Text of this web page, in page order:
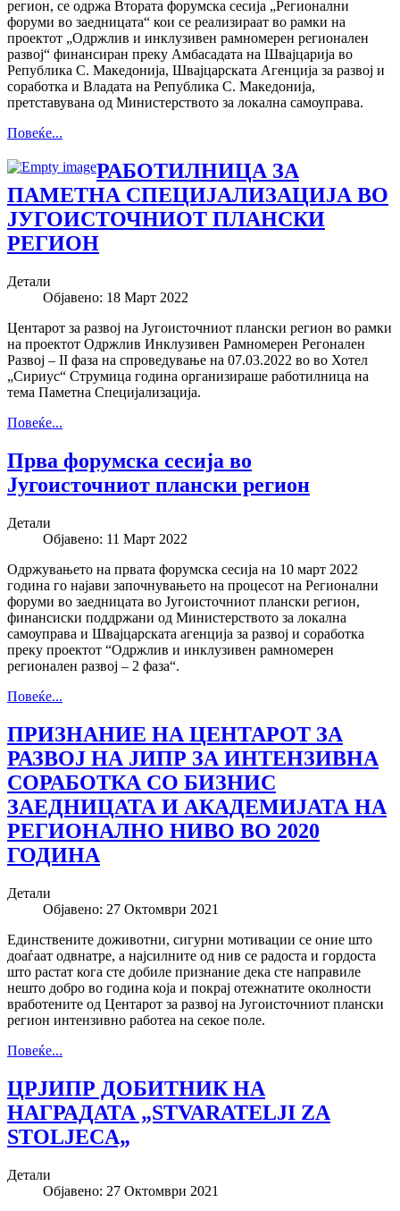
регион, се одржа Втората форумска сесија „Регионални
форуми во заедницата“ кои се реализираат во рамки на
проектот „Одржлив и инклузивен рамномерен регионален
развој“ финансиран преку Амбасадата на Швајцарија во
Република С. Македонија, Швајцарската Агенција за развој и
соработка и Владата на Република С. Македонија,
претставувана од Министерството за локална самоуправа.
Повеќе...
РАБОТИЛНИЦА ЗА
ПАМЕТНА СПЕЦИЈАЛИЗАЦИЈА ВО
ЈУГОИСТОЧНИОТ ПЛАНСКИ
РЕГИОН
Детали
Објавено: 18 Март 2022
Центарот за развој на Југоисточниот плански регион во рамки
на проектот Одржлив Инклузивен Рамномерен Регонален
Развој – II фаза на спроведување на 07.03.2022 во во Хотел
„Сириус“ Струмица година организираше работилница на
тема Паметна Специјализација.
Повеќе...
Прва форумска сесија во
Југоисточниот плански регион
Детали
Објавено: 11 Март 2022
Одржувањето на првата форумска сесија на 10 март 2022
година го најави започнувањето на процесот на Регионални
форуми во заедницата во Југоисточниот плански регион,
финансиски поддржани од Министерството за локална
самоуправа и Швајцарската агенција за развој и соработка
преку проектот “Одржлив и инклузивен рамнoмерен
региoнален развoј – 2 фаза“.
Повеќе...
ПРИЗНАНИЕ НА ЦЕНТАРОТ ЗА
РАЗВОЈ НА ЈИПР ЗА ИНТЕНЗИВНА
СОРАБОТКА СО БИЗНИС
ЗАЕДНИЦАТА И АКАДЕМИЈАТА НА
РЕГИОНАЛНО НИВО ВО 2020
ГОДИНА
Детали
Објавено: 27 Октомври 2021
Единствените доживотни, сигурни мотивации се оние што
доаѓаат одвнатре, а најсилните од нив се радоста и гордоста
што растат кога сте добиле признание дека сте направиле
нешто добро во година која и покрај отежнатите околности
вработените од Центарот за развој на Југоисточниот плански
регион интензивно работеа на секое поле.
Повеќе...
ЦРЈИПР ДОБИТНИК НА
НАГРАДАТА „STVARATELJI ZA
STOLJECA„
Детали
Објавено: 27 Октомври 2021